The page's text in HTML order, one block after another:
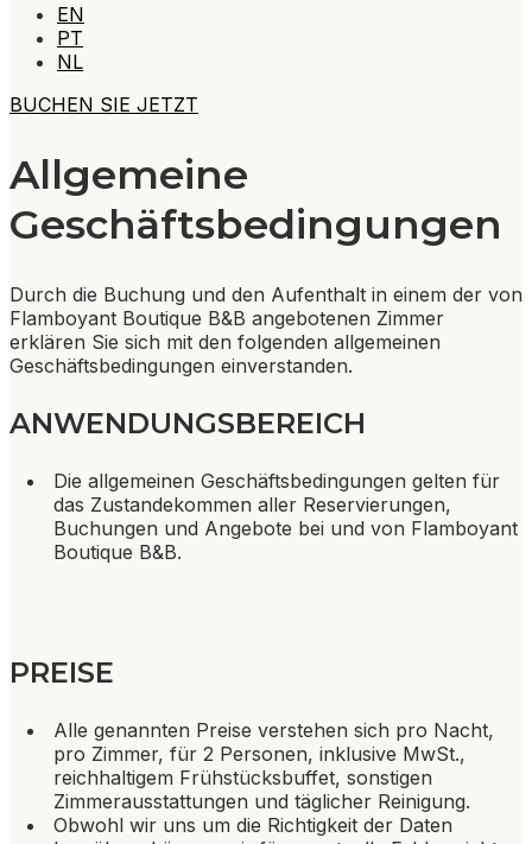
EN
PT
NL
BUCHEN SIE JETZT
Allgemeine
Geschäftsbedingungen
Durch die Buchung und den Aufenthalt in einem der von
Flamboyant Boutique B&B angebotenen Zimmer
erklären Sie sich mit den folgenden allgemeinen
Geschäftsbedingungen einverstanden.
ANWENDUNGSBEREICH
Die allgemeinen Geschäftsbedingungen gelten für
das Zustandekommen aller Reservierungen,
Buchungen und Angebote bei und von Flamboyant
Boutique B&B.
PREISE
Alle genannten Preise verstehen sich pro Nacht,
pro Zimmer, für 2 Personen, inklusive MwSt.,
reichhaltigem Frühstücksbuffet, sonstigen
Zimmerausstattungen und täglicher Reinigung.
Obwohl wir uns um die Richtigkeit der Daten